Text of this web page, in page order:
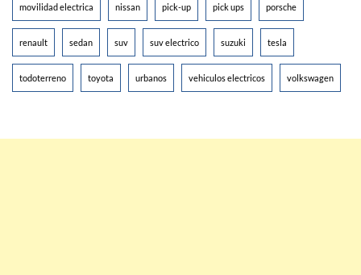
movilidad electrica nissan pick-up pick ups porsche
renault sedan suv suv electrico suzuki tesla
todoterreno toyota urbanos vehiculos electricos volkswagen